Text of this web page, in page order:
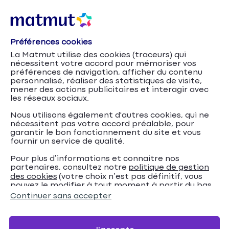
Accueil Assurance Auto Conseils
Conduire une
voiture électrique ou hybride : nos conseils
Conduire une voiture
Préférences cookies
La Matmut utilise des cookies (traceurs) qui
nécessitent votre accord pour mémoriser vos
préférences de navigation, afficher du contenu
personnalisé, réaliser des statistiques de visite,
mener des actions publicitaires et interagir avec
les réseaux sociaux.
Nous utilisons également d'autres cookies, qui ne
nécessitent pas votre accord préalable, pour
garantir le bon fonctionnement du site et vous
fournir un service de qualité.
Pour plus d’informations et connaitre nos
partenaires, consultez notre politique de gestion
des cookies (votre choix n’est pas définitif, vous
pouvez le modifier à tout moment à partir du bas
de page de notre site).
Continuer sans accepter